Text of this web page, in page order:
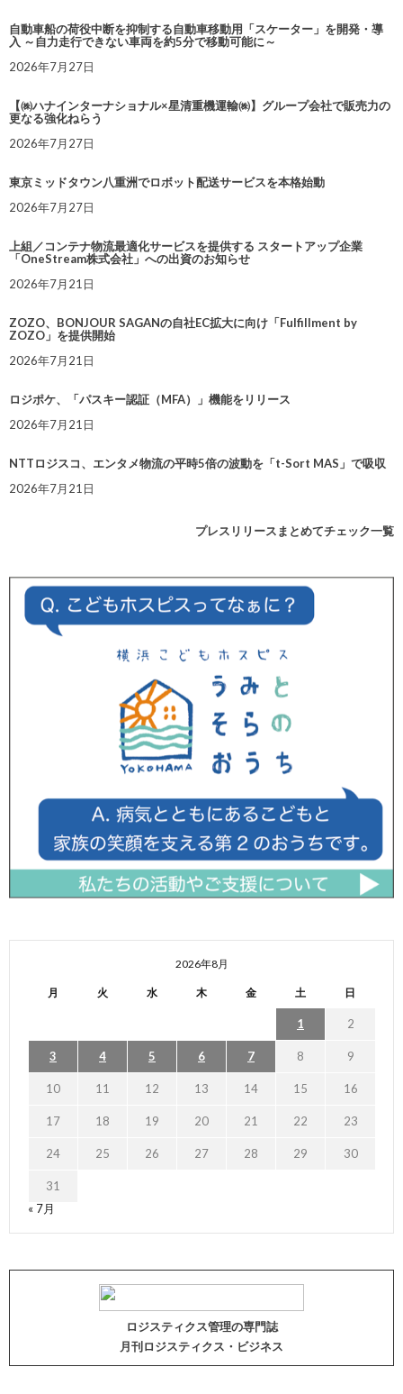
自動車船の荷役中断を抑制する自動車移動用「スケーター」を開発・導
入 ～自力走行できない車両を約5分で移動可能に～
2026年7月27日
【㈱ハナインターナショナル×星清重機運輸㈱】グループ会社で販売力の
更なる強化ねらう
2026年7月27日
東京ミッドタウン八重洲でロボット配送サービスを本格始動
2026年7月27日
上組／コンテナ物流最適化サービスを提供する スタートアップ企業
「OneStream株式会社」への出資のお知らせ
2026年7月21日
ZOZO、BONJOUR SAGANの自社EC拡大に向け「Fulfillment by
ZOZO」を提供開始
2026年7月21日
ロジポケ、「パスキー認証（MFA）」機能をリリース
2026年7月21日
NTTロジスコ、エンタメ物流の平時5倍の波動を「t-Sort MAS」で吸収
2026年7月21日
プレスリリースまとめてチェック一覧
2026年8月
月 火 水 木 金 土 日
1 2
3 4 5 6 7 8 9
10 11 12 13 14 15 16
17 18 19 20 21 22 23
24 25 26 27 28 29 30
31
« 7月
ロジスティクス管理の専門誌
月刊ロジスティクス・ビジネス